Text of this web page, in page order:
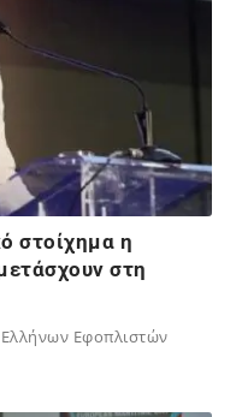
στοίχημα η
στη
Εφοπλιστών